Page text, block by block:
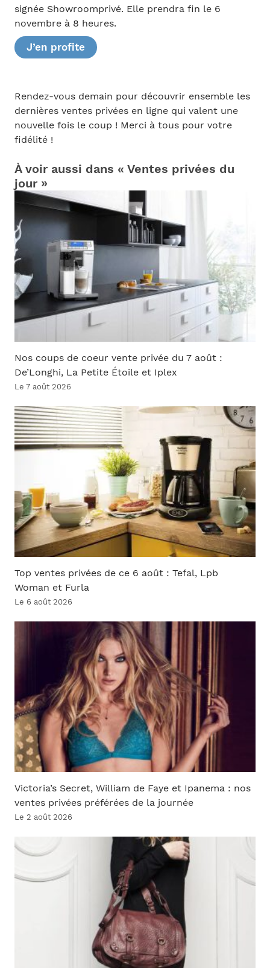
signée Showroomprivé. Elle prendra fin le 6
novembre à 8 heures.
J’en profite
Rendez-vous demain pour découvrir ensemble les
dernières ventes privées en ligne qui valent une
nouvelle fois le coup ! Merci à tous pour votre
fidélité !
À voir aussi dans « Ventes privées du
jour »
Nos coups de coeur vente privée du 7 août :
De’Longhi, La Petite Étoile et Iplex
Le 7 août 2026
Top ventes privées de ce 6 août : Tefal, Lpb
Woman et Furla
Le 6 août 2026
Victoria’s Secret, William de Faye et Ipanema : nos
ventes privées préférées de la journée
Le 2 août 2026